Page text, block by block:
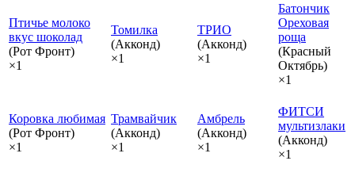
Птичье молоко
вкус шоколад
(Рот Фронт)
×1
Томилка
(Акконд)
×1
ТРИО
(Акконд)
×1
Батончик
Ореховая
роща
(Красный
Октябрь)
×1
Коровка любимая
(Рот Фронт)
×1
Трамвайчик
(Акконд)
×1
Амбрель
(Акконд)
×1
ФИТСИ
мультизлаки
(Акконд)
×1